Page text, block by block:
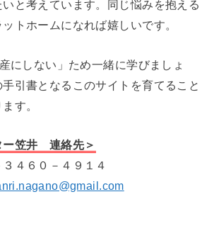
と考えています。同じ悩みを抱える
トホームになれば嬉しいです。
産にしない」ため一緒に学びましょ
引書となるこのサイトを育てること
す。
ー笠井 連絡先＞
４６０－４９１４